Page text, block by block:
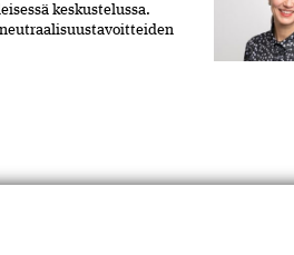
keskustelussa.